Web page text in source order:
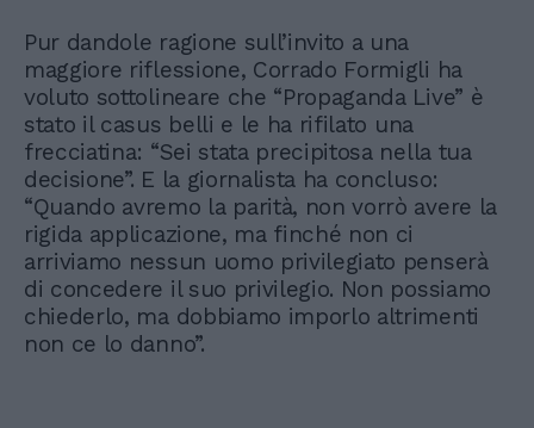
Pur dandole ragione sull’invito a una
maggiore riflessione, Corrado Formigli ha
voluto sottolineare che “Propaganda Live” è
stato il casus belli e le ha rifilato una
frecciatina: “Sei stata precipitosa nella tua
decisione”. E la giornalista ha concluso:
“Quando avremo la parità, non vorrò avere la
rigida applicazione, ma finché non ci
arriviamo nessun uomo privilegiato penserà
di concedere il suo privilegio. Non possiamo
chiederlo, ma dobbiamo imporlo altrimenti
non ce lo danno”.